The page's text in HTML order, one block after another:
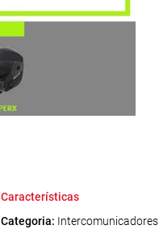
Características
Categoria: Intercomunicadores